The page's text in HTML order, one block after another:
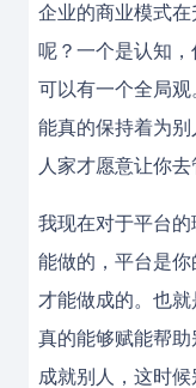
企业的商业模式
呢？一个是认知
可以有一个全局
能真的保持着为别
人家才愿意让你去
我现在对于平台
能做的，平台是
才能做成的。也
真的能够赋能帮助
成就别人，这时